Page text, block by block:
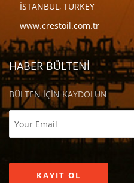
İSTANBUL, TURKEY
www.crestoil.com.tr
HABER BÜLTENİ
BÜLTEN İÇİN KAYDOLUN